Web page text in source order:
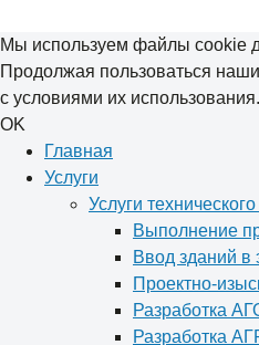
Мы используем файлы cookie
Продолжая пользоваться
с условиями их использования.
OK
Главная
Услуги
Услуги технического
Выполнение
Ввод зданий в
Проектно-
Разработка
Разработка